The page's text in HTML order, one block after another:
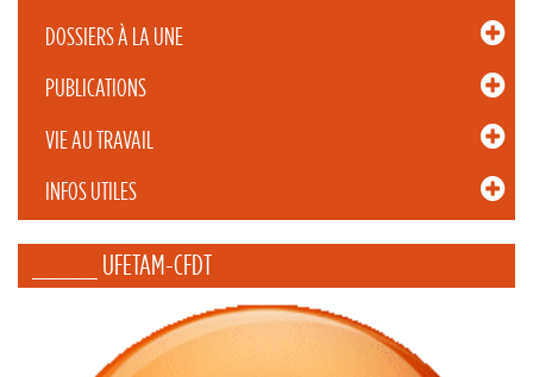
DOSSIERS À LA UNE
PUBLICATIONS
VIE AU TRAVAIL
INFOS UTILES
_____ UFETAM-CFDT